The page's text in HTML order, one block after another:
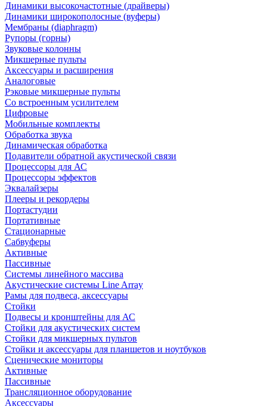
Динамики высокочастотные (драйверы)
Динамики широкополосные (вуферы)
Мембраны (diaphragm)
Рупоры (горны)
Звуковые колонны
Микшерные пульты
Аксессуары и расширения
Аналоговые
Рэковые микшерные пульты
Со встроенным усилителем
Цифровые
Мобильные комплекты
Обработка звука
Динамическая обработка
Подавители обратной акустической связи
Процессоры для АС
Процессоры эффектов
Эквалайзеры
Плееры и рекордеры
Портастудии
Портативные
Стационарные
Сабвуферы
Активные
Пассивные
Системы линейного массива
Акустические системы Line Array
Рамы для подвеса, аксессуары
Стойки
Подвесы и кронштейны для АС
Стойки для акустических систем
Стойки для микшерных пультов
Стойки и аксессуары для планшетов и ноутбуков
Сценические мониторы
Активные
Пассивные
Трансляционное оборудование
Аксессуары